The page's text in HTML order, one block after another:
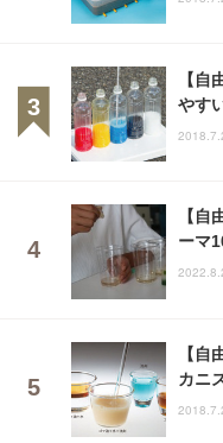
【自
やす
【
ーマ
【自
カニ